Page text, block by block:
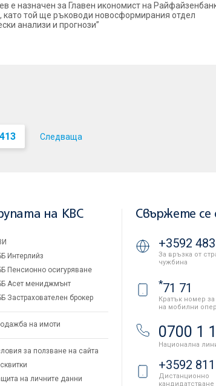
е назначен за Главен икономист на
като той ще ръководи новосформирания отдел
анализи и прогнози”
413 Следваща
на KBC
Интерлийз
Пенсионно осигуряване
Асет мениджмънт
Застрахователен брокер
на имоти
за ползване на сайта
на личните данни
Свържете се
+3592
За връзка от
чужбина
*71 71
Кратък номер за
на мобилни
0700 1
Национална
+3592
Дистанционно
кандидатстване